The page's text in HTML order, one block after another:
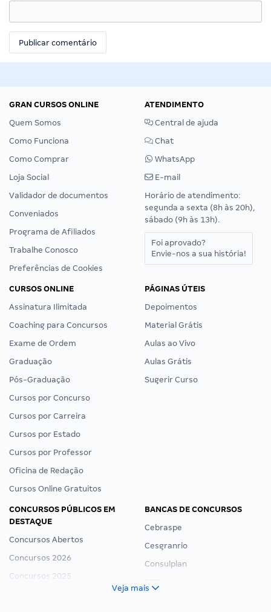
GRAN CURSOS ONLINE
Quem Somos
Como Funciona
Como Comprar
Loja Social
Validador de documentos
Conveniados
Programa de Afiliados
Trabalhe Conosco
Preferências de Cookies
ATENDIMENTO
Central de ajuda
Chat
WhatsApp
E-mail
Horário de atendimento:
segunda a sexta (8h às 20h),
sábado (9h às 13h).
Foi aprovado?
Envie-nos a sua história!
CURSOS ONLINE
Assinatura Ilimitada
Coaching para Concursos
Exame de Ordem
Graduação
Pós-Graduação
Cursos por Concurso
Cursos por Carreira
Cursos por Estado
Cursos por Professor
Oficina de Redação
Cursos Online Gratuitos
PÁGINAS ÚTEIS
Depoimentos
Material Grátis
Aulas ao Vivo
Aulas Grátis
Sugerir Curso
CONCURSOS PÚBLICOS EM
DESTAQUE
Concursos Abertos
Concursos 2026
Concursos 2025
BANCAS DE CONCURSOS
Cebraspe
Cesgranrio
Consulplan
Veja mais